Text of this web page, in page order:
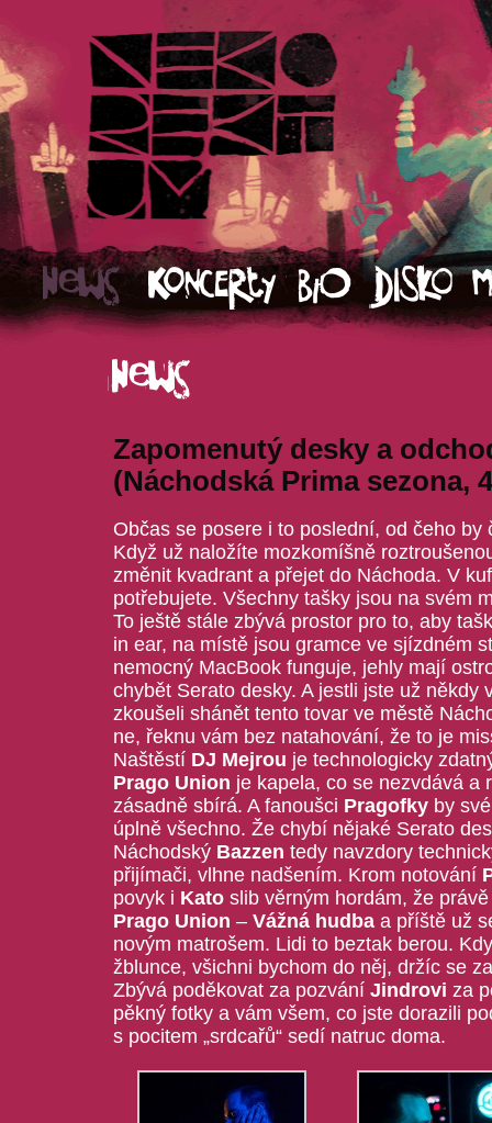
Zapomenutý desky a
(Náchodská Prima sezona,
Občas se posere i to poslední, od čeho by
Když už naložíte mozkomíšně
změnit kvadrant a přejet do Náchoda. V
potřebujete. Všechny tašky jsou na svém
To ještě stále zbývá prostor pro to, aby
in ear, na místě jsou gramce ve sjízdném
nemocný MacBook funguje, jehly mají
chybět Serato desky. A jestli jste už někdy
zkoušeli shánět tento tovar ve městě
ne, řeknu vám bez natahování, že to je
Naštěstí DJ Mejrou je technologicky
Prago Union je kapela, co se nezvdává a
zásadně sbírá. A fanoušci Pragofkyby své
úplně všechno. Že chybí nějaké Serato
Náchodský Bazzen tedy navzdory
přijímači, vlhne nadšením. Krom notování
povyk i Katoslib věrným hordám, že
Prago Union – Vážná hudbaa příště už
novým matrošem. Lidi to beztak berou.
žblunce, všichni bychom do něj, držíc se
Zbývá poděkovat za pozvání Jindrovi za
pěkný fotky a vám všem, co jste dorazili
s pocitem „srdcařů“ sedí natruc doma.